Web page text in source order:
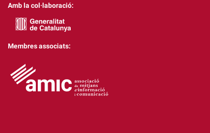
Amb la col·laboració:
Membres associats: